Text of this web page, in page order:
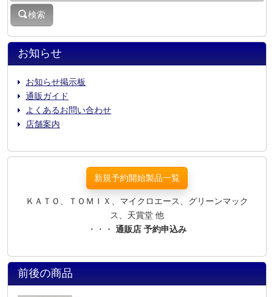
お知らせ
お知らせ掲示板
通販ガイド
よくあるお問い合わせ
店舗案内
検索
新規予約開始製品一覧
ＫＡＴＯ、ＴＯＭＩＸ、マイクロエース、グリーンマック
ス、天賞堂 他
・・・ 通販店 予約申込み
前後の商品